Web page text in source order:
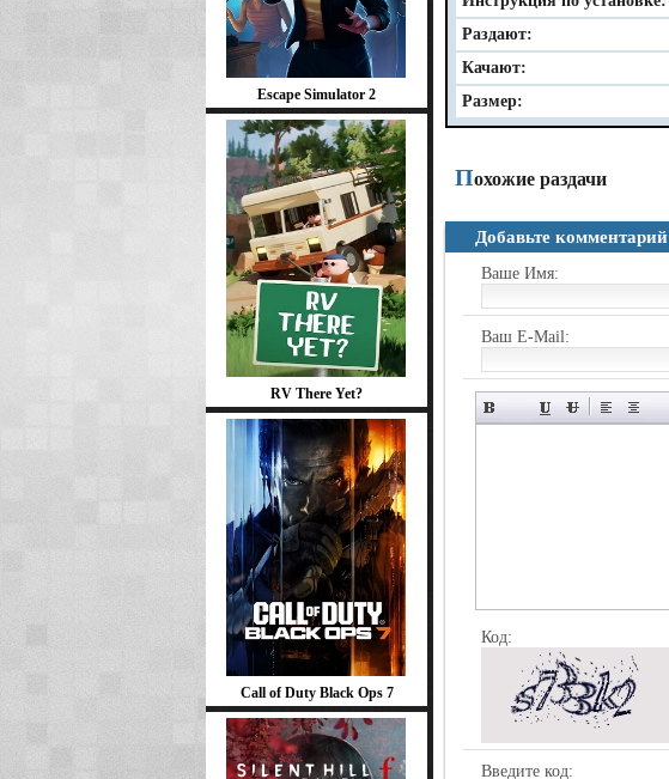
Escape Simulator 2
RV There Yet?
Call of Duty Black Ops 7
Раздают:
Качают:
Размер:
Похожие раздачи
Добавьте комментарий
Ваше Имя:
Ваш E-Mail:
Код:
Введите код: